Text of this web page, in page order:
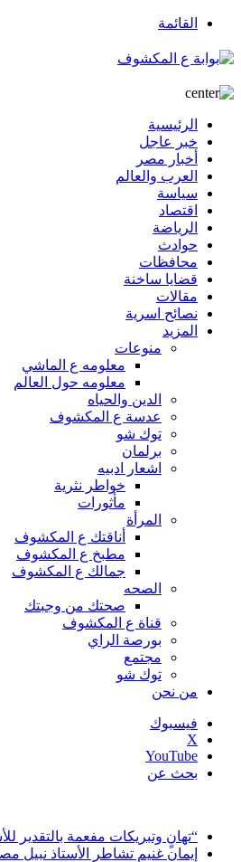
القائمة
الرئيسية
خبر عاجل
أخبار مصر
العرب والعالم
سياسة
اقتصاد
الرياضة
حوادث
محافظات
قضايا ساخنة
مقالات
نصائح اسرية
المزيد
منوعات
معلومه ع الماشي
معلومه حول العالم
الدين والحياه
عدسة ع المكشوف
توك شو
برلمان
اشعار ادبيه
خواطر نثرية
مأثورات
المرأة
أناقتك ع المكشوف
مطبخ ع المكشوف
جمالك ع المكشوف
الصحه
صحتك من وجبتك
قناة ع المكشوف
بورصة الراي
مجتمع
توك شو
من نحن
فيسبوك
‫X
‫YouTube
بحث عن
“تهانٍ وتبريكات مفعمة بالتقدير
إيمان غنيم تشاطر الأستاذ نبيل